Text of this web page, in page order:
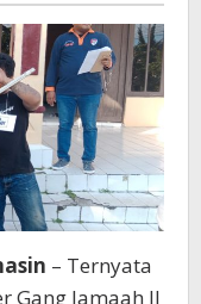
– Ternyata
Gang Jamaah II